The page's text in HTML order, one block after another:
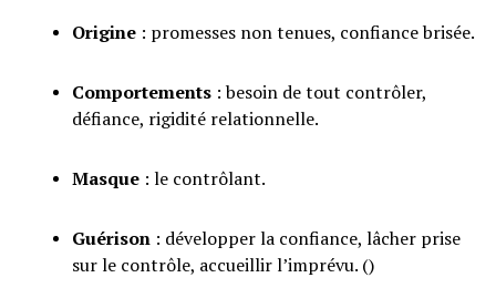
Origine : promesses non tenues, confiance brisée.
Comportements : besoin de tout contrôler,
défiance, rigidité relationnelle.
Masque : le contrôlant.
Guérison : développer la confiance, lâcher prise
sur le contrôle, accueillir l’imprévu. ()